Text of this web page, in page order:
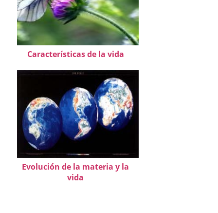
Características de la vida
Evolución de la materia y la
vida